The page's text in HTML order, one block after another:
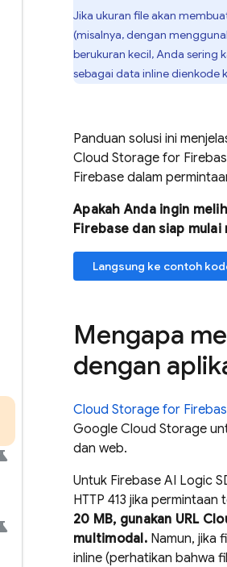
Jika ukuran file akan
(misalnya, dengan
berukuran kecil, Anda sering
sebagai data inline dienkode
Panduan solusi ini
Cloud Storage for
Firebase dalam
Apakah Anda ingin
Firebase dan siap
Langsung ke contoh
Mengapa
dengan
Cloud Storage for
Google Cloud Storage
dan web.
Untuk Firebase AI Logic
HTTP 413 jika permintaan
20 MB, gunakan URL
multimodal.Namun, jika
inline (perhatikan bahwa